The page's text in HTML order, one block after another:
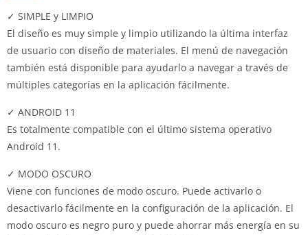
✓ SIMPLE y LIMPIO
El diseño es muy simple y limpio utilizando la última interfaz
de usuario con diseño de materiales. El menú de navegación
también está disponible para ayudarlo a navegar a través de
múltiples categorías en la aplicación fácilmente.
✓ ANDROID 11
Es totalmente compatible con el último sistema operativo
Android 11.
✓ MODO OSCURO
Viene con funciones de modo oscuro. Puede activarlo o
desactivarlo fácilmente en la configuración de la aplicación. El
modo oscuro es negro puro y puede ahorrar más energía en su